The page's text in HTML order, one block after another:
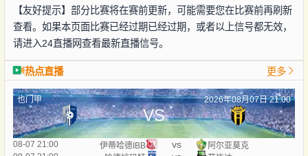
【友好提示】部分比赛将在赛前更新，可能需要您在比赛前再刷新
查看。如果本页面比赛已经过期已经过期，或者以上信号都无效，
请进入24直播网查看最新直播信号。
热点直播 更多
也门甲 2026年08月07日 21:00
VS
08-07 21:00 伊蒂哈德IBB vs
阿尔亚莫克